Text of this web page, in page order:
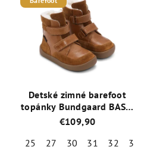
Detské zimné barefoot
topánky Bundgaard BASIL
Cognac s TEX membránou
€109,90
25
27 30 31 32
33